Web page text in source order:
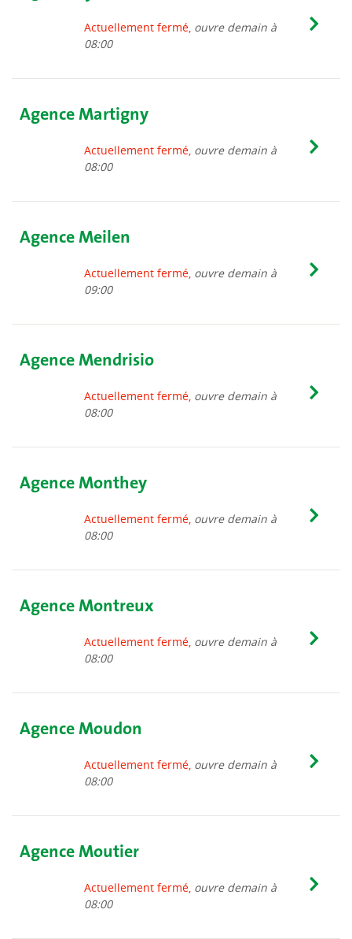
Actuellement fermé, ouvre demain à
08:00
Agence Martigny
Actuellement fermé, ouvre demain à
08:00
Agence Meilen
Actuellement fermé, ouvre demain à
09:00
Agence Mendrisio
Actuellement fermé, ouvre demain à
08:00
Agence Monthey
Actuellement fermé, ouvre demain à
08:00
Agence Montreux
Actuellement fermé, ouvre demain à
08:00
Agence Moudon
Actuellement fermé, ouvre demain à
08:00
Agence Moutier
Actuellement fermé, ouvre demain à
08:00